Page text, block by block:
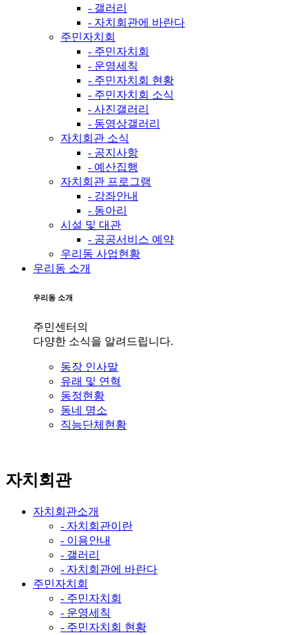
- 갤러리
- 자치회관에 바란다
주민자치회
- 주민자치회
- 운영세칙
- 주민자치회 현황
- 주민자치회 소식
- 사진갤러리
- 동영상갤러리
자치회관 소식
- 공지사항
- 예산집행
자치회관 프로그램
- 강좌안내
- 동아리
시설 및 대관
- 공공서비스 예약
우리동 사업현황
우리동 소개
우리동 소개
주민센터의
다양한 소식을 알려드립니다.
동장 인사말
유래 및 연혁
동정현황
동네 명소
직능단체현황
자치회관
자치회관소개
- 자치회관이란
- 이용안내
- 갤러리
- 자치회관에 바란다
주민자치회
- 주민자치회
- 운영세칙
- 주민자치회 현황